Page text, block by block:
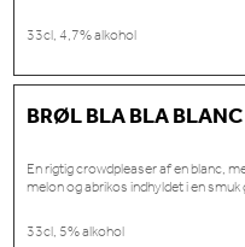
33cl, 4,7% alkohol
BRØL BLA BLA
En rigtig crowdpleaser af en blanc,
melon og abrikos indhyldet i en smuk
33cl, 5% alkohol